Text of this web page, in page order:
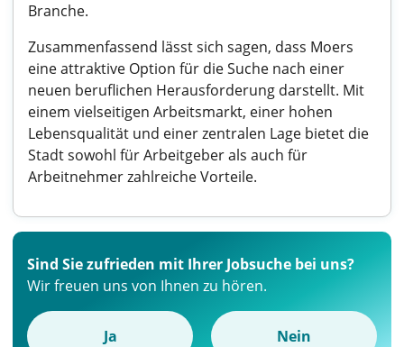
Branche.
Zusammenfassend lässt sich sagen, dass Moers
eine attraktive Option für die Suche nach einer
neuen beruflichen Herausforderung darstellt. Mit
einem vielseitigen Arbeitsmarkt, einer hohen
Lebensqualität und einer zentralen Lage bietet die
Stadt sowohl für Arbeitgeber als auch für
Arbeitnehmer zahlreiche Vorteile.
Sind Sie zufrieden mit Ihrer Jobsuche bei uns?
Wir freuen uns von Ihnen zu hören.
Ja Nein